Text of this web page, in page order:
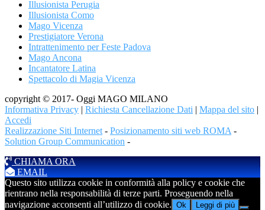
Illusionista Perugia
Illusionista Como
Mago Vicenza
Prestigiatore Verona
Intrattenimento per Feste Padova
Mago Ancona
Incantatore Latina
Spettacolo di Magia Vicenza
copyright © 2017- Oggi MAGO MILANO
Informativa Privacy | Richiesta Cancellazione Dati | Mappa del sito |
Accedi
Realizzazione Siti Internet - Posizionamento siti web ROMA -
Solution Group Communication -
CHIAMA ORA
EMAIL
Questo sito utilizza cookie in conformità alla policy e cookie che
rientrano nella responsabilità di terze parti. Proseguendo nella
navigazione acconsenti all’utilizzo di cookie. Ok Leggi di più